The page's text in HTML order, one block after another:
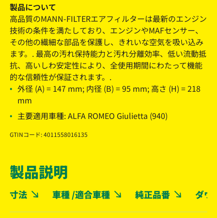
製品について
高品質のMANN-FILTERエアフィルターは最新のエンジン
技術の条件を満たしており、エンジンやMAFセンサー、
その他の繊細な部品を保護し、きれいな空気を吸い込み
ます。. 最高の汚れ保持能力と汚れ分離効率、低い流動抵
抗、高いしわ安定性により、全使用期間にわたって機能
的な信頼性が保証されます。.
外径 (A) = 147 mm; 内径 (B) = 95 mm; 高さ (H) = 218
mm
主要適用車種: ALFA ROMEO Giulietta (940)
GTINコード: 4011558016135
製品説明
寸法 車種 /適合車種 純正品番 ダウ